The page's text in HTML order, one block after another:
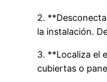
2.
la instalación.
3. **Localiza el
cubiertas o